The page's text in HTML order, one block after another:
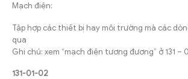
Mạch điện:
Tập hợp các thiết bị hay môi trường mà các
qua
Ghi chú: xem “mạch điện tương đương” ở 131 –
131-01-02